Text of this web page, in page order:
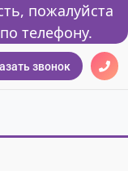
пожалуйста
телефону.
звонок